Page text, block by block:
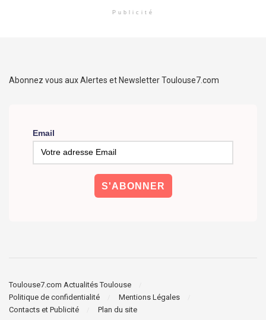
Publicité
Abonnez vous aux Alertes et Newsletter Toulouse7.com
Email
Toulouse7.com Actualités Toulouse
Politique de confidentialité
Mentions Légales
Contacts et Publicité
Plan du site